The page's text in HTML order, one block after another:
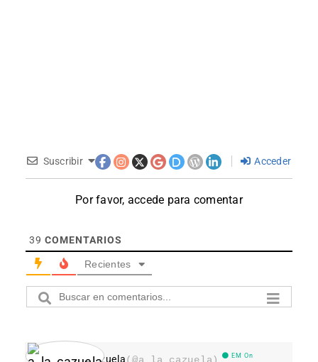
Suscribir Acceder
Por favor, accede para comentar
39 COMENTARIOS
Recientes
a_la_cazuela(@a_la_cazuela) EM On